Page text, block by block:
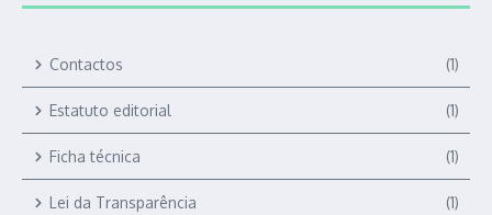
Contactos (1)
Estatuto editorial (1)
Ficha técnica (1)
Lei da Transparência (1)